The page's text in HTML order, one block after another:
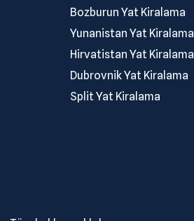
Bozburun Yat Kiralama
Yunanistan Yat Kiralama
Hirvatistan Yat Kiralama
Dubrovnik Yat Kiralama
Split Yat Kiralama